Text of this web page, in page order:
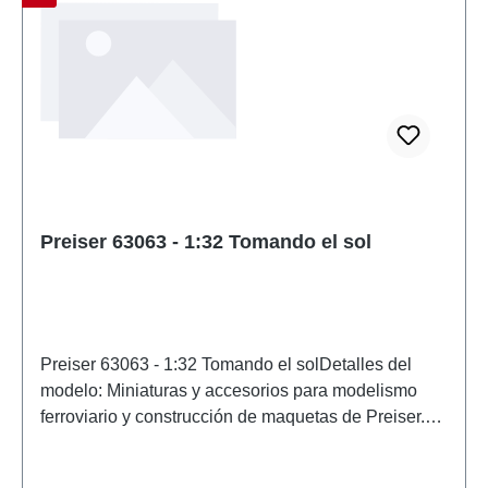
Preiser 63063 - 1:32 Tomando el sol
Preiser 63063 - 1:32 Tomando el solDetalles del
modelo: Miniaturas y accesorios para modelismo
ferroviario y construcción de maquetas de Preiser.